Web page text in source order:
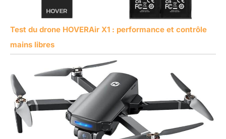
Test du drone HOVERAir X1 : performance et contrôle
mains libres